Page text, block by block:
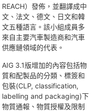
REACH）發佈，並翻譯成中
文、法文、德文、日文和韓
文五種語言。該小組成員多
來自主要汽車製造商和汽車
供應鏈領域的代表。
AIG 3.1版增加的內容包括物
質和配製品的分類、標簽和
包裝(CLP, classification,
labelling and packaging)下
物質通報、物質授權及限制